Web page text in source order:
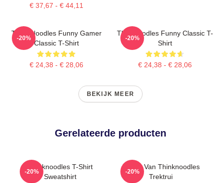
€ 37,67 - € 44,11
Think Noodles Funny Gamer
Classic T-Shirt
€ 24,38 - € 28,06
-20%
Thinknoodles Funny Classic T-
Shirt
€ 24,38 - € 28,06
-20%
BEKIJK MEER
Gerelateerde producten
Thinknoodles T-Shirt
Sweatshirt
-20%
Merch Van Thinknoodles
Trektrui
-20%